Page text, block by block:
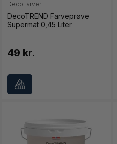
DecoFarver
DecoTREND Farveprøve
Supermat 0,45 Liter
49 kr.